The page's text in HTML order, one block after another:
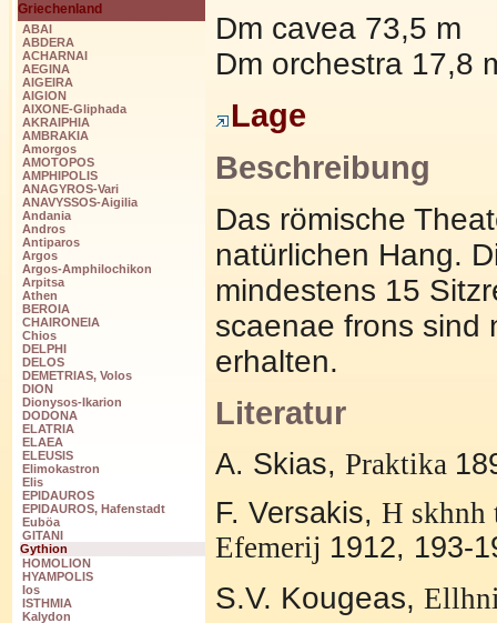
Griechenland
ABAI
ABDERA
ACHARNAI
AEGINA
AIGEIRA
AIGION
AIXONE-Gliphada
AKRAIPHIA
AMBRAKIA
Amorgos
AMOTOPOS
AMPHIPOLIS
ANAGYROS-Vari
ANAVYSSOS-Aigilia
Andania
Andros
Antiparos
Argos
Argos-Amphilochikon
Arpitsa
Athen
BEROIA
CHAIRONEIA
Chios
DELPHI
DELOS
DEMETRIAS, Volos
DION
Dionysos-Ikarion
DODONA
ELATRIA
ELAEA
ELEUSIS
Elimokastron
Elis
EPIDAUROS
EPIDAUROS, Hafenstadt
Euböa
GITANI
Gythion
HOMOLION
HYAMPOLIS
Ios
ISTHMIA
Kalydon
Dm cavea 73,5 m
Dm orchestra 17,8
Lage
Beschreibung
Das römische
natürlichen Hang.
mindestens 15
scaenae frons sind
erhalten.
Literatur
A. Skias, Praktika
F. Versakis, H skhnh
Efemerij 1912, 193-
S.V. Kougeas,